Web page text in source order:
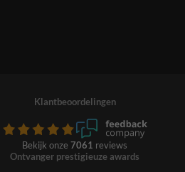
Klantbeoordelingen
Bekijk onze 7061 reviews
Ontvanger prestigieuze awards